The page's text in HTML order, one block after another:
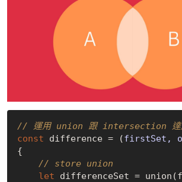
// 運用 union 跟 intersection 達
const difference = (firstSet,
{
// store union
let differenceSet =